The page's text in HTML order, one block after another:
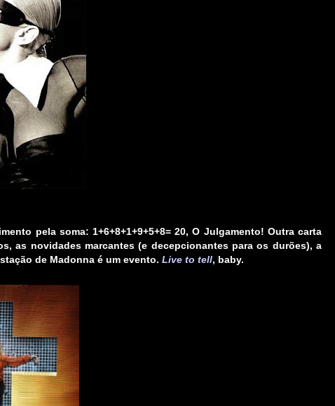
pela soma: 1+6+8+1+9+5+8= 20,O Julgamento! Outra carta
as novidades marcantes (e decepcionantes para os durões), a
de Madonna é um evento. Live to tell, baby.